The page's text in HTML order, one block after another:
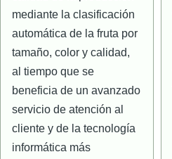
mediante la clasificación
automática de la fruta por
tamaño, color y calidad,
al tiempo que se
beneficia de un avanzado
servicio de atención al
cliente y de la tecnología
informática más